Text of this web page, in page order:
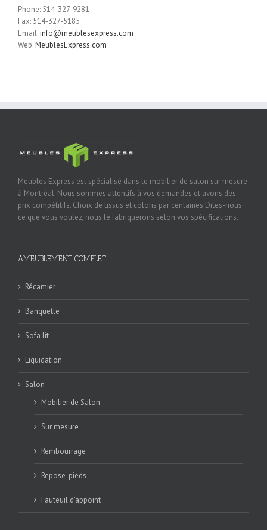
Phone: 514-327-9281
Fax: 514-327-5185
Email:info@meublesexpress.com
Web:MeublesExpress.com
Meubles Express est spécialisé dans le mobilier de salon sur mesure
à Montréal. Nous sommes attentifs à vos demandes et avons des
prix compétitifs. Choix de tissus et coloris par centaines Dites-nous
ce que vous voulez, nous le fabriquerons selon vos spécifications.
AMEUBLEMENT COMPLET
Récamier
Banquette
Sofa lit
Liquidation
Salon
Mobilier de Salon
Sur mesure
Rembourrage
Repose-pieds
Fauteuil d'appoint